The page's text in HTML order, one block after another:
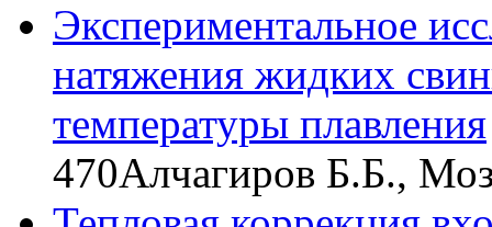
Экспериментальное
натяжения жидких
температуры плавления
470Алчагиров Б.Б.,